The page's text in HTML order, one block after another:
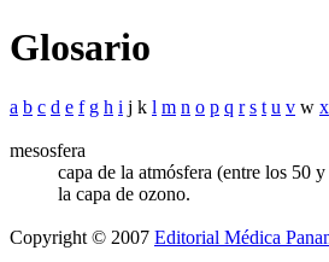
Glosario
a b c d e f g h i j k l m n o p q r s t u v w x
mesosfera
capa de la atmósfera (entre los 50
la capa de ozono.
Copyright © 2007 Editorial Médica